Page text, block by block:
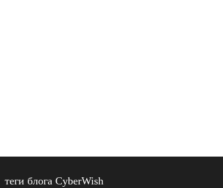
теги блога CyberWish